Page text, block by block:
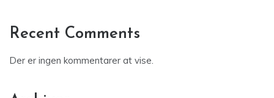
Recent Comments
Der er ingen kommentarer at vise.